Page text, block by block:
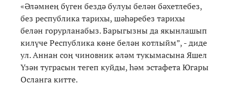
«Әләмнең бүген бездә булуы белән бәхетлебез,
без республика тарихы, шәһәребез тарихы
белән горурланабыз. Барыгызны да якынлашып
килүче Республика көне белән котлыйм”, - диде
ул. Аннан соң чиновник әләм тукымасына Яшел
Үзән туграсын тегеп куйды, һәм эстафета Югары
Осланга китте.